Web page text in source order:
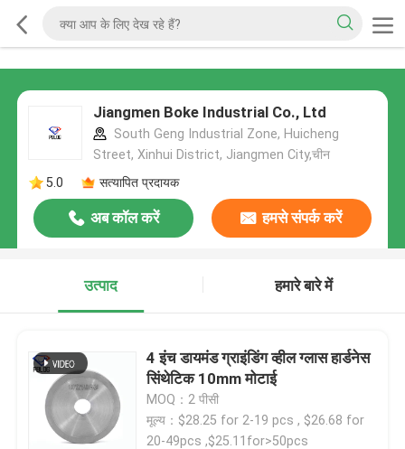
Jiangmen Boke Industrial Co., Ltd
South Geng Industrial Zone, Huicheng
Street, Xinhui District, Jiangmen City,चीन
5.0
सत्यापित प्रदायक
अब कॉल करें हमसे संपर्क करें
उत्पाद हमारे बारे में
4 इंच डायमंड ग्राइंडिंग व्हील ग्लास हार्डनेस
सिंथेटिक 10mm मोटाई
MOQ：2 पीसी
मूल्य：$28.25 for 2-19 pcs , $26.68 for
20-49pcs ,$25.11for>50pcs